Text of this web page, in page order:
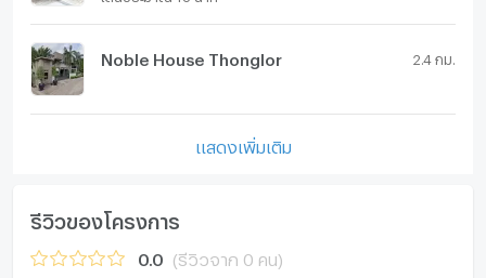
Noble House Thonglor 2.4 กม.
แสดงเพิ่มเติม
รีวิวของโครงการ
0.0 (รีวิวจาก 0 คน)